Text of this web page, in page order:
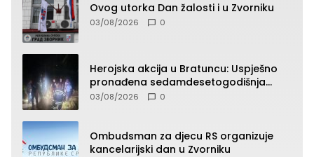
Ovog utorka Dan žalosti i u Zvorniku
03/08/2026 0
Herojska akcija u Bratuncu: Uspješno
pronađena sedamdesetogodišnja
Ivanka Lazić, rodom iz Kravice.
03/08/2026 0
Ombudsman za djecu RS organizuje
kancelarijski dan u Zvorniku